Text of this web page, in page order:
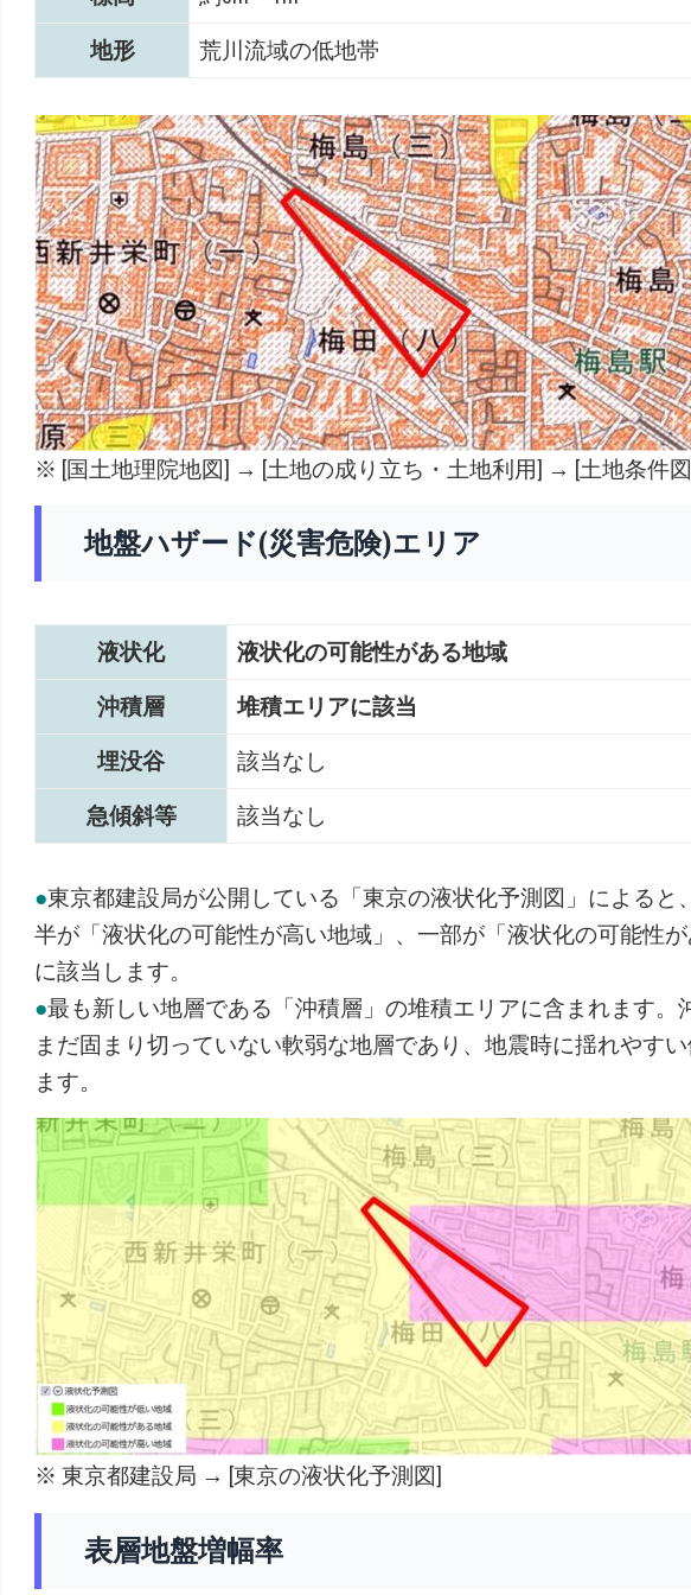
地形
荒川流域の低地帯
※ [国土地理院地図] → [土地の成り立ち・土地利用] → [土地条件
地盤ハザード(災害危険)エリア
液状化
液状化の可能性がある地域
沖積層
堆積エリアに該当
埋没谷
該当なし
急傾斜等
該当なし
●東京都建設局が公開している「東京の液状化予測図」によると
半が「液状化の可能性が高い地域」、一部が「液状化の可能性
に該当します。
●最も新しい地層である「沖積層」の堆積エリアに含まれます。
まだ固まり切っていない軟弱な地層であり、地震時に揺れやす
ます。
※ 東京都建設局 → [東京の液状化予測図]
表層地盤増幅率